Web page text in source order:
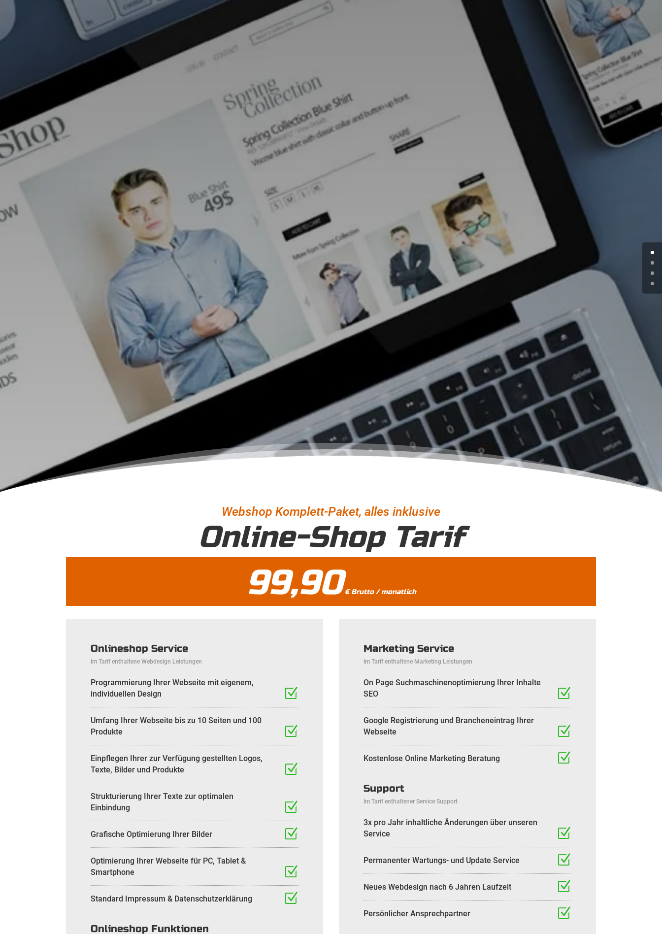
Webshop Komplett-Paket, alles inklusive
Online-Shop Tarif
99,90€ Brutto / monatlich
Onlineshop Service
Im Tarif enthaltene Webdesign Leistungen
Programmierung Ihrer Webseite mit eigenem,
individuellen Design
Umfang Ihrer Webseite bis zu 10 Seiten und 100
Produkte
Einpflegen Ihrer zur Verfügung gestellten Logos,
Texte, Bilder und Produkte
Strukturierung Ihrer Texte zur optimalen
Einbindung
Grafische Optimierung Ihrer Bilder
Optimierung Ihrer Webseite für PC, Tablet &
Smartphone
Standard Impressum & Datenschutzerklärung
Onlineshop Funktionen
Marketing Service
Im Tarif enthaltene Marketing Leistungen
On Page Suchmaschinenoptimierung Ihrer Inhalte
SEO
Google Registrierung und Brancheneintrag Ihrer
Webseite
Kostenlose Online Marketing Beratung
Support
Im Tarif enthaltener Service Support
3x pro Jahr inhaltliche Änderungen über unseren
Service
Permanenter Wartungs- und Update Service
Neues Webdesign nach 6 Jahren Laufzeit
Persönlicher Ansprechpartner